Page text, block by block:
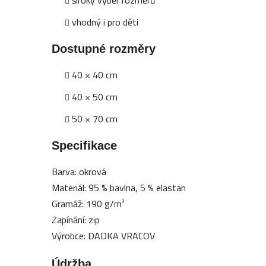
vhodný i pro děti
Dostupné rozměry
40 × 40 cm
40 × 50 cm
50 × 70 cm
Specifikace
Barva: okrová
Materiál: 95 % bavlna, 5 % elastan
Gramáž: 190 g/m²
Zapínání: zip
Výrobce: DADKA VRACOV